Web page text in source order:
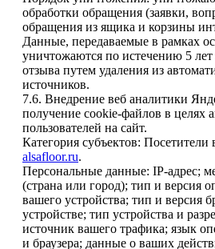
обработки обращения (заявки,
обращения из ящика и корзины
Данные, передаваемые в рамках
уничтожаются по истечению 5
отзыва путем удаления из
источников.
7.6. Внедрение веб аналитики
получение cookie-файлов в целях
пользователей на сайт.
Категория субъектов: Посетители
alsafloor.ru.
Персональные данные: IP-адрес;
(страна или город); тип и версия
вашего устройства; тип и версия
устройстве; тип устройства и
источник вашего трафика; язык
и браузера; данные о ваших